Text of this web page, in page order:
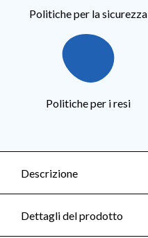
Politiche per la sicurezza
Politiche per i resi
Descrizione
Dettagli del prodotto